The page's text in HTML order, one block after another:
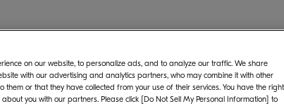
会社（社長:長井 孝、以下:当社）は、12
ト「KDJマスターズ 2023」を開催いたし
ールス部門は2014年から10回目の開催と
on our website, to personalize ads, and to analyze our traffic. We share
with our advertising and analytics partners, who may combine it with other
or that they have collected from your use of their services. You have the right
you with our partners. Please click [Do Not Sell My Personal Information] to